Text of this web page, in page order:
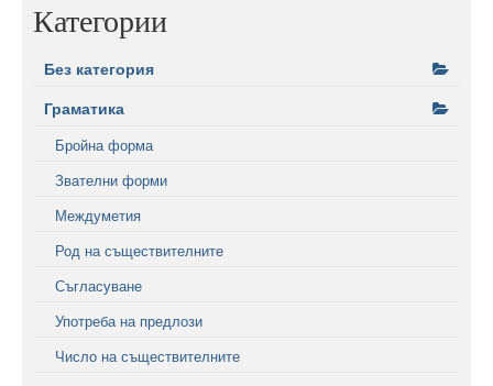
Категории
Без категория
Граматика
Бройна форма
Звателни форми
Междуметия
Род на съществителните
Съгласуване
Употреба на предлози
Число на съществителните